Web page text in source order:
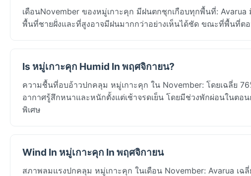
เดือนNovember ของหมู่เกาะคุก มีฝนตกชุกเกือบทุกพื้นที่:
พื้นที่ชายฝั่งและที่สูงอาจมีฝนมากกว่าอย่างเห็นได้ชัด ขณะที่พื้นที่ต
Is หมู่เกาะคุก Humid In พฤศจิกายน?
ความชื้นที่อบอ้าวปกคลุม หมู่เกาะคุก ใน November: โดยเฉลี่ย
อากาศรู้สึกหนาและหนักตั้งแต่เช้าจรดเย็น โดยมีช่วงพักผ่อนในตอ
พิเศษ
Wind In หมู่เกาะคุก In พฤศจิกายน
สภาพลมแรงปกคลุม หมู่เกาะคุก ในเดือน November: Avarua เ